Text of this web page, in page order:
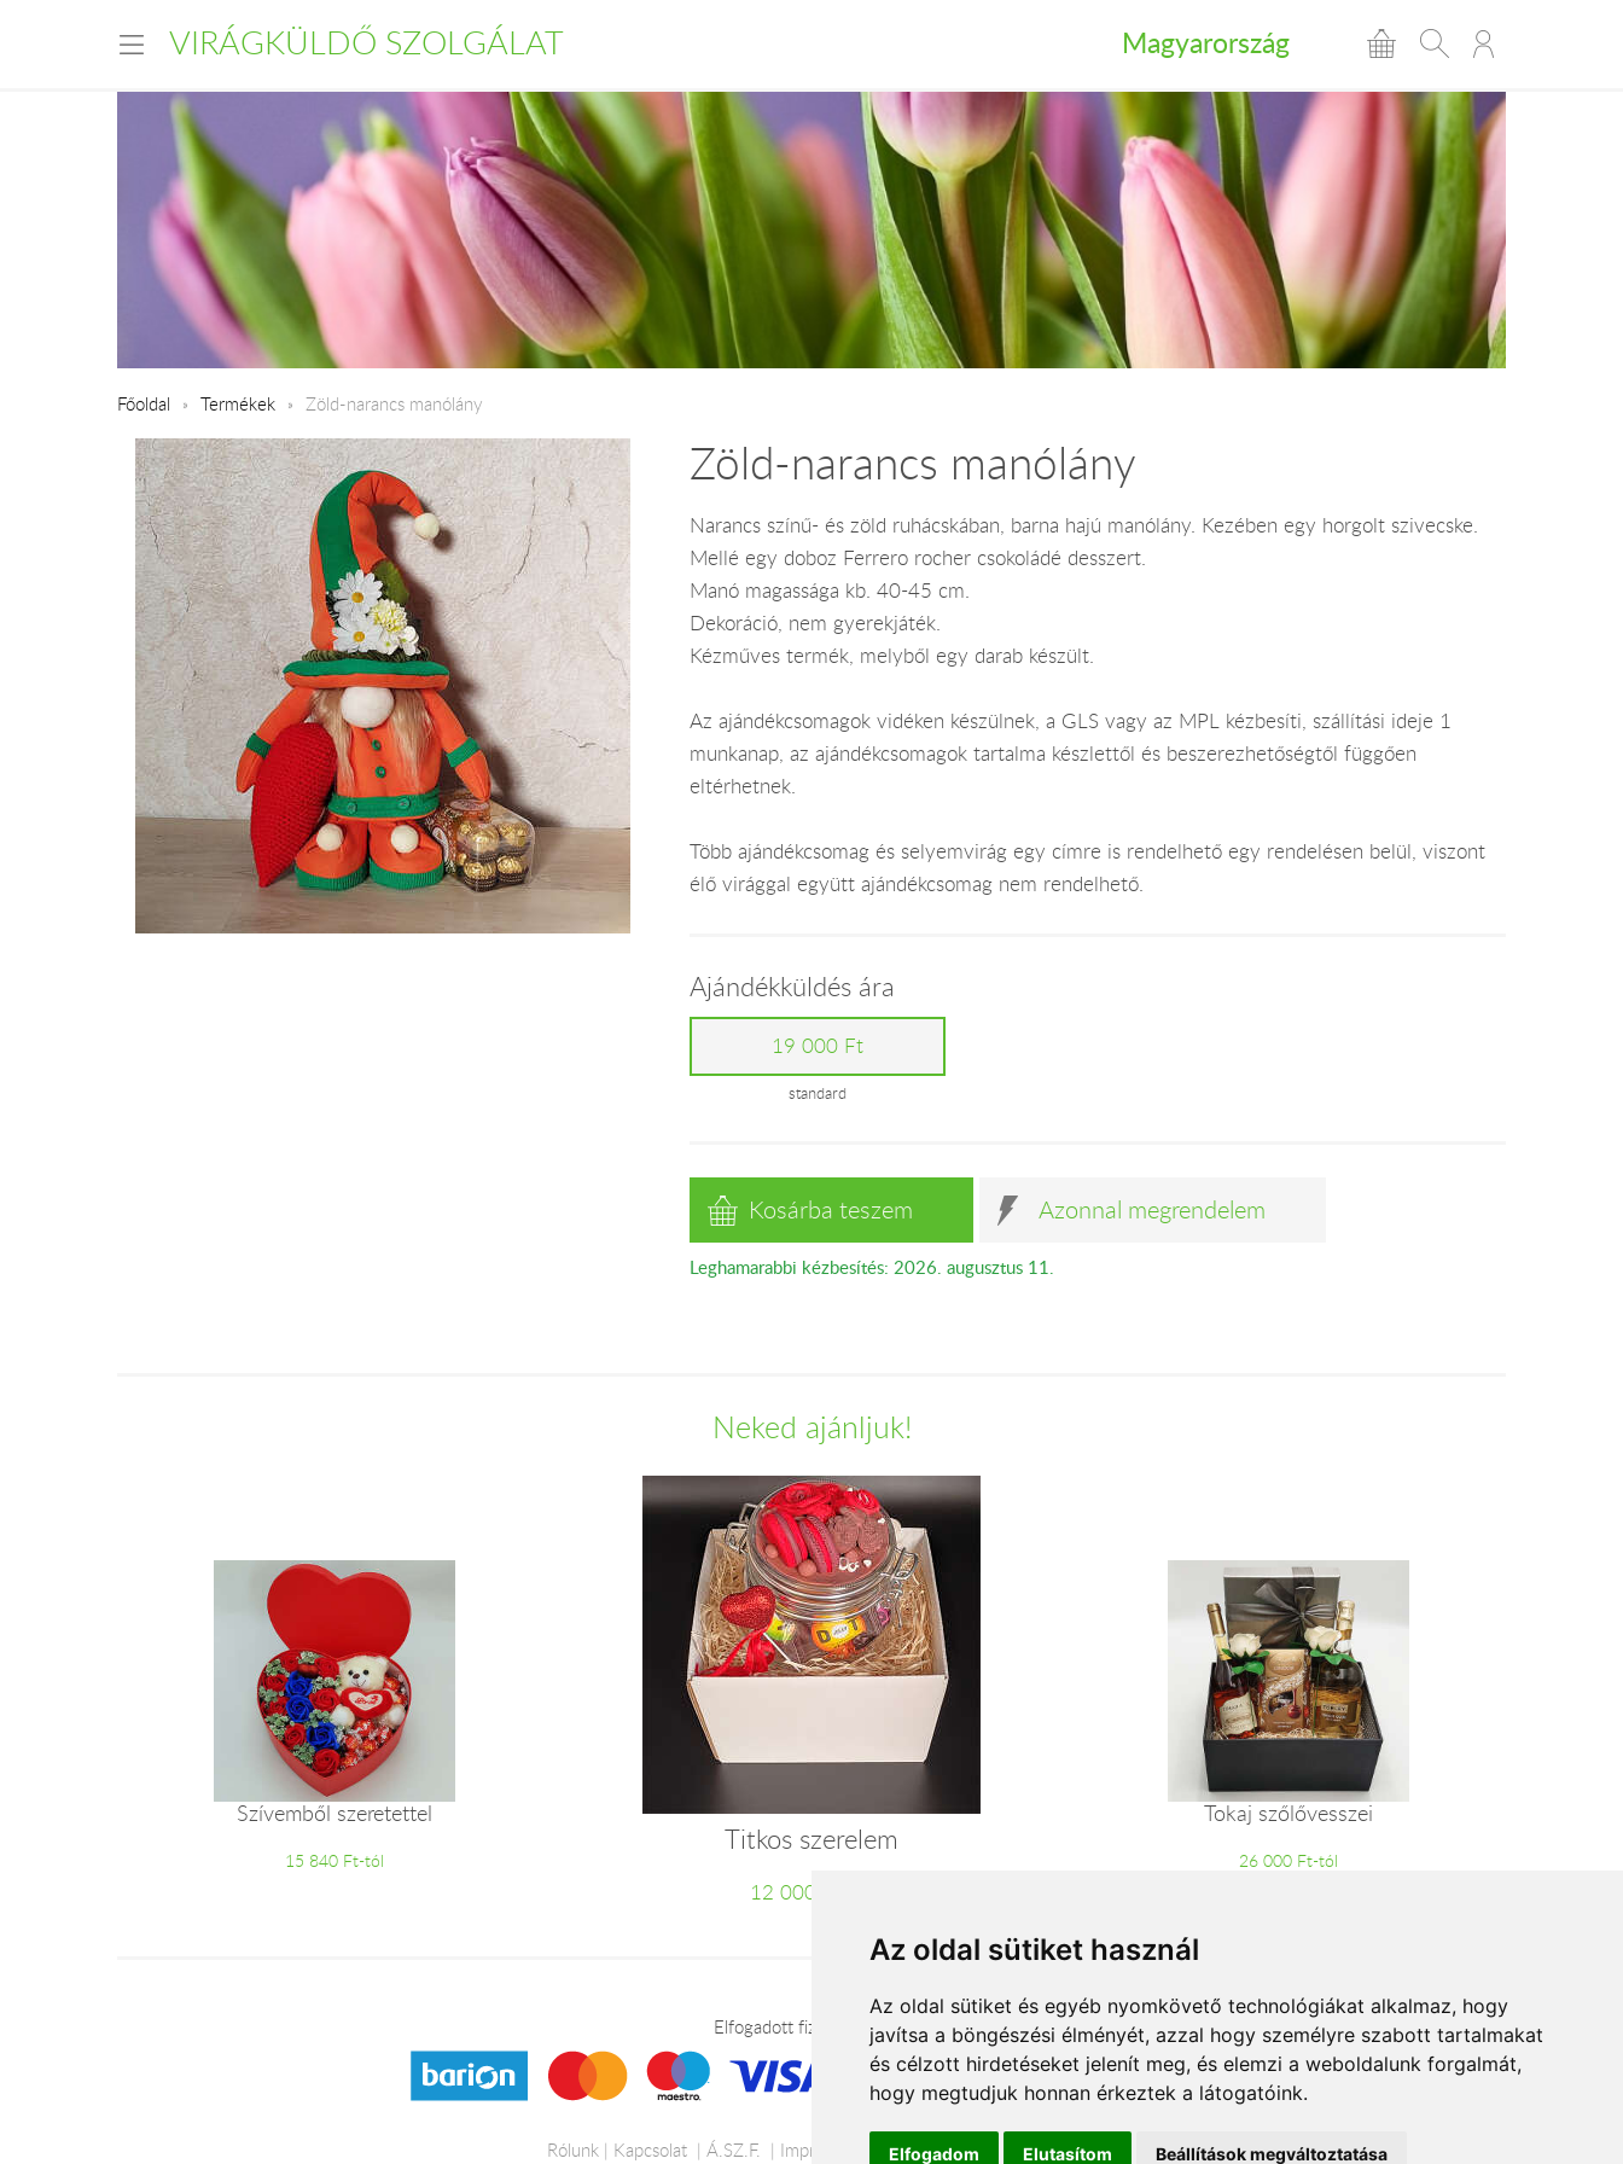
Az oldal sütiket használ
Az oldal sütiket és egyéb nyomkövető technológiákat alkalmaz, hogy
javítsa a böngészési élményét, azzal hogy személyre szabott tartalmakat
és célzott hirdetéseket jelenít meg, és elemzi a weboldalunk forgalmát,
hogy megtudjuk honnan érkeztek a látogatóink.
Elfogadom Elutasítom Beállítások megváltoztatása
VIRÁGKÜLDŐ SZOLGÁLAT Magyarország
Főoldal Termékek Zöld-narancs manólány
Zöld-narancs manólány
Narancs színű- és zöld ruhácskában, barna hajú manólány. Kezében egy horgolt szivecske.
Mellé egy doboz Ferrero rocher csokoládé desszert.
Manó magassága kb. 40-45 cm.
Dekoráció, nem gyerekjáték.
Kézműves termék, melyből egy darab készült.
Az ajándékcsomagok vidéken készülnek, a GLS vagy az MPL kézbesíti, szállítási ideje 1
munkanap, az ajándékcsomagok tartalma készlettől és beszerezhetőségtől függően
eltérhetnek.
Több ajándékcsomag és selyemvirág egy címre is rendelhető egy rendelésen belül, viszont
élő virággal együtt ajándékcsomag nem rendelhető.
Ajándékküldés ára
19 000 Ft
standard
Kosárba teszem Azonnal megrendelem
Leghamarabbi kézbesítés: 2026. augusztus 11.
Neked ajánljuk!
Szívemből szeretettel
15 840 Ft-tól
Titkos szerelem
12 000 Ft-tól
Tokaj szőlővesszei
26 000 Ft-tól
Elfogadott fizetési módok
Rólunk Kapcsolat Á.SZ.F. Impresszum Adatkezelési tájékoztató